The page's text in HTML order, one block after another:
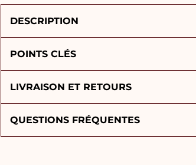
DESCRIPTION
POINTS CLÉS
LIVRAISON ET RETOURS
QUESTIONS FRÉQUENTES